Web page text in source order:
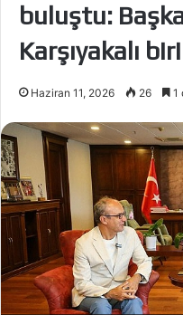
buluştu:
Karşıyakalı
Haziran 11, 2026 26 1